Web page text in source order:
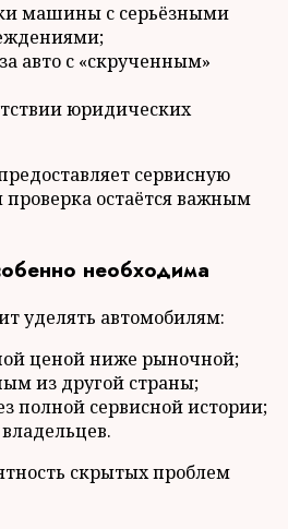
машины с серьёзными
авто с «скрученным»
юридических
сервисную
остаётся важным
необходима
уделять автомобилям:
ценой ниже рыночной;
из другой страны;
полной сервисной истории;
скрытых проблем